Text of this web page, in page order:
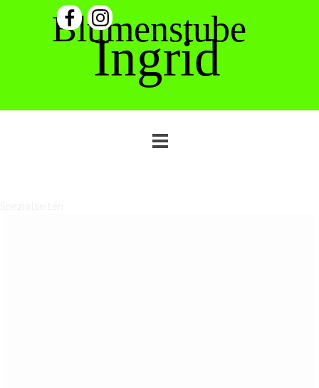
Direkt zum Seiteninhalt
Ingrid
Blumenstube
Menü überspringen